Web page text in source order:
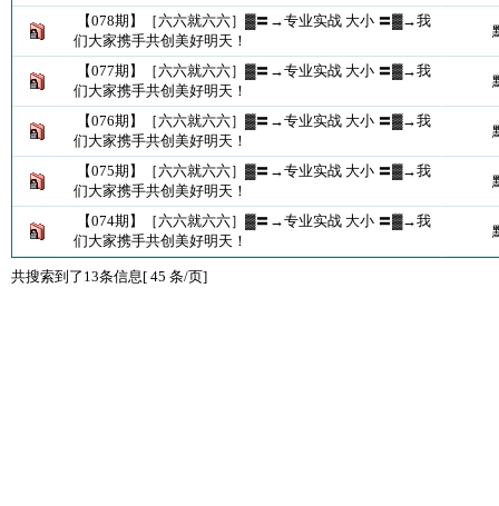
【078期】［六六就六六］▓〓→专业实战 大小 〓▓→我
们大家携手共创美好明天！
【077期】［六六就六六］▓〓→专业实战 大小 〓▓→我
们大家携手共创美好明天！
【076期】［六六就六六］▓〓→专业实战 大小 〓▓→我
们大家携手共创美好明天！
【075期】［六六就六六］▓〓→专业实战 大小 〓▓→我
们大家携手共创美好明天！
【074期】［六六就六六］▓〓→专业实战 大小 〓▓→我
们大家携手共创美好明天！
共搜索到了13条信息[ 45 条/页]